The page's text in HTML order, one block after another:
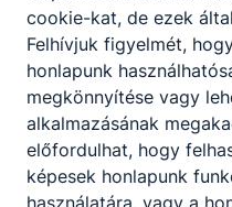
19.
Német nyelv oktató
A Déli ASzC Csapó
Technikum
cookie-kat, de ezek
Felhívjuk figyelmét,
honlapunk
megkönnyítése vagy
alkalmazásának
előfordulhat, hogy
képesek honlapunk
használatára, vagy a